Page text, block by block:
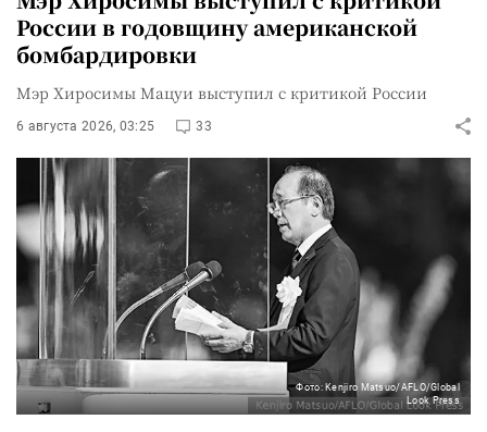
России в годовщину американской
бомбардировки
Мэр Хиросимы Мацуи выступил с критикой России
6 августа 2026, 03:25 33
Фото: Kenjiro Matsuo/AFLO/Global
Look Press